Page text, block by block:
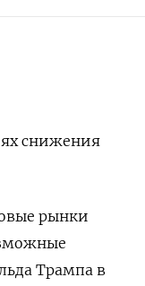
снижения
рынки
Трампа в